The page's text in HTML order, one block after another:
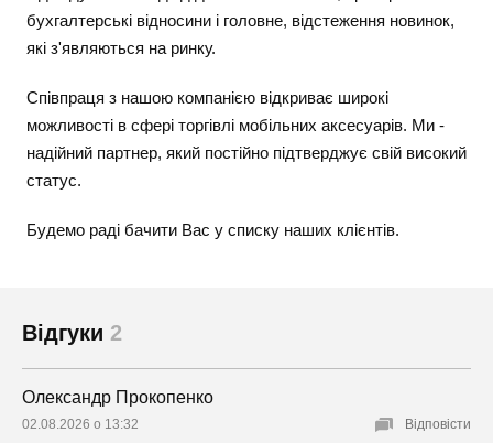
бухгалтерські відносини і головне, відстеження новинок,
які з'являються на ринку.
Співпраця з нашою компанією відкриває широкі
можливості в сфері торгівлі мобільних аксесуарів. Ми -
надійний партнер, який постійно підтверджує свій високий
статус.
Будемо раді бачити Вас у списку наших клієнтів.
Відгуки 2
Олександр Прокопенко
02.08.2026 о 13:32 Відповісти